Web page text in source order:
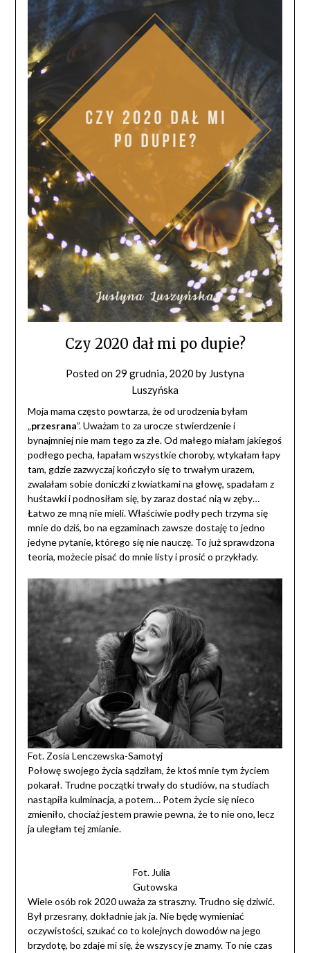
Czy 2020 dał mi po dupie?
Posted on 29 grudnia, 2020 by Justyna
Luszyńska
Moja mama często powtarza, że od urodzenia byłam
„przesrana”. Uważam to za urocze stwierdzenie i
bynajmniej nie mam tego za złe. Od małego miałam jakiegoś
podłego pecha, łapałam wszystkie choroby, wtykałam łapy
tam, gdzie zazwyczaj kończyło się to trwałym urazem,
zwalałam sobie doniczki z kwiatkami na głowę, spadałam z
huśtawki i podnosiłam się, by zaraz dostać nią w zęby…
Łatwo ze mną nie mieli. Właściwie podły pech trzyma się
mnie do dziś, bo na egzaminach zawsze dostaję to jedno
jedyne pytanie, którego się nie nauczę. To już sprawdzona
teoria, możecie pisać do mnie listy i prosić o przykłady.
Fot. Zosia Lenczewska-Samotyj
Połowę swojego życia sądziłam, że ktoś mnie tym życiem
pokarał. Trudne początki trwały do studiów, na studiach
nastąpiła kulminacja, a potem… Potem życie się nieco
zmieniło, chociaż jestem prawie pewna, że to nie ono, lecz
ja uległam tej zmianie.
Fot. Julia
Gutowska
Wiele osób rok 2020 uważa za straszny. Trudno się dziwić.
Był przesrany, dokładnie jak ja. Nie będę wymieniać
oczywistości, szukać co to kolejnych dowodów na jego
brzydotę, bo zdaje mi się, że wszyscy je znamy. To nie czas